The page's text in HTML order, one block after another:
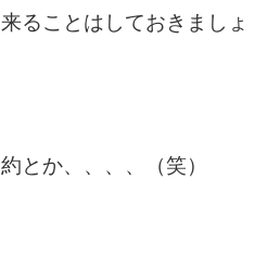
ることはしておきましょ
とか、、、、（笑）